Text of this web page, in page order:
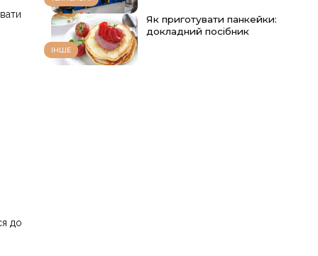
до
ІНШЕ
Як приготувати панкейки:
докладний посібник